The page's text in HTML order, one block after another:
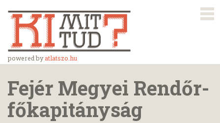
powered byatlatszo.hu
Fejér Megyei Rendőr-
főkapitányság